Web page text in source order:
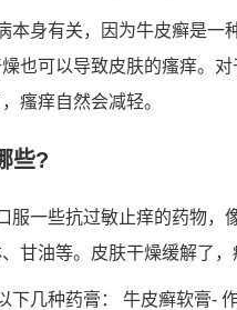
本身有关，因为牛皮癣是一
也可以导致皮肤的瘙痒。
瘙痒自然会减轻。
些?
服一些抗过敏止痒的药物
甘油等。皮肤干燥缓解了，
下几种药膏： 牛皮癣软膏-